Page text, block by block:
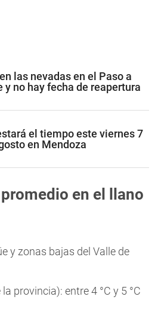
las nevadas en el Paso a
y no hay fecha de reapertura
el tiempo este viernes 7
en Mendoza
en el llano
y zonas bajas del Valle de
provincia): entre 4 °C y 5 °C